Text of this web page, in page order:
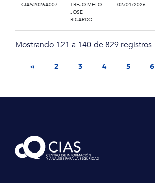
CIAS2026A007
TREJO MELO
JOSE
RICARDO
02/01/2026
Mostrando 121 a 140 de 829 registros
« 2 3 4 5 6